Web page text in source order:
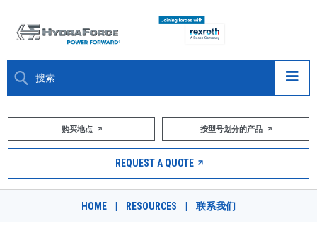
大约关于
市场
购买地点 按型号划分的产品
REQUEST A QUOTE
HOME RESOURCES 联系我们